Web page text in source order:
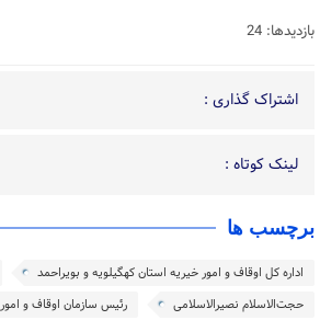
بازدیدها: 24
اشتراک گذاری :
لینک کوتاه :
برچسب ها
اداره کل اوقاف و امور خیریه استان کهگیلویه و بویراحمد
حجت‌الاسلام نصیرالاسلامی
رئیس سازمان اوقاف و